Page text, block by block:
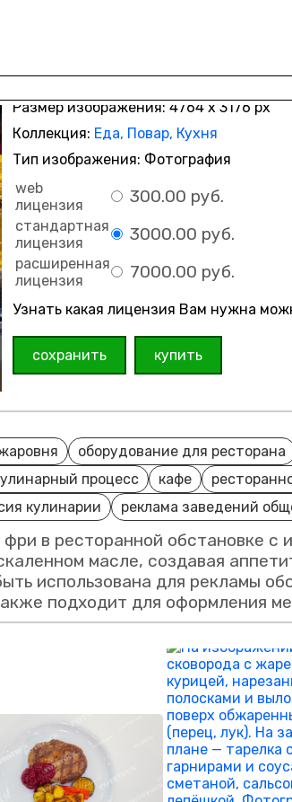
Размер изображения: 4764 x 3176 px
Коллекция: Еда, Повар, Кухня
Тип изображения: Фотография
web
лицензия
300.00 руб.
стандартная
лицензия
3000.00 руб.
расширенная
лицензия
7000.00 руб.
Узнать какая лицензия Вам нужна
сохранить купить
оборудование для ресторана
процесс кафе
кулинарии реклама заведений
в ресторанной обстановке с
масле, создавая
использована для рекламы
подходит для оформления